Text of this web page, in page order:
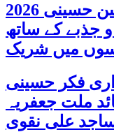
پاکستان بھر میں اربعین حسینی 2026
جذبے کے ساتھ
میں شریک
2026: عزاداری فکر حسینی
ملت جعفریہ
ساجد علی نقوی